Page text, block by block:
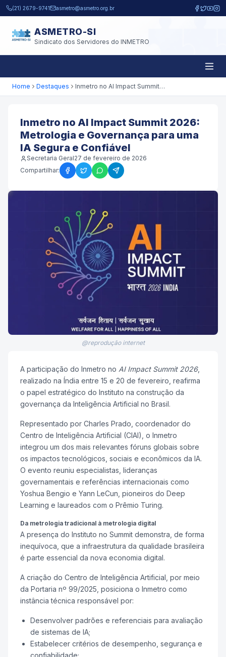
Pular para o conteúdo principal
(21) 2679-9741 asmetro@asmetro.org.br
ASMETRO-SI
Sindicato dos Servidores do INMETRO
Home Destaques Inmetro no AI Impact Summit 2026: Metrologia e Governança para uma IA Segura e Confiável
Inmetro no AI Impact Summit 2026:
Metrologia e Governança para uma
IA Segura e Confiável
Secretaria Geral27 de fevereiro de 2026
Compartilhar:
@reprodução internet
A participação do Inmetro no AI Impact Summit 2026,
realizado na Índia entre 15 e 20 de fevereiro, reafirma
o papel estratégico do Instituto na construção da
governança da Inteligência Artificial no Brasil.
Representado por Charles Prado, coordenador do
Centro de Inteligência Artificial (CIAI), o Inmetro
integrou um dos mais relevantes fóruns globais sobre
os impactos tecnológicos, sociais e econômicos da IA.
O evento reuniu especialistas, lideranças
governamentais e referências internacionais como
Yoshua Bengio e Yann LeCun , pioneiros do Deep
Learning e laureados com o Prêmio Turing.
Da metrologia tradicional à metrologia digital
A presença do Instituto no Summit demonstra, de forma
inequívoca, que a infraestrutura da qualidade brasileira
é parte essencial da nova economia digital.
A criação do Centro de Inteligência Artificial, por meio
da Portaria nº 99/2025, posiciona o Inmetro como
instância técnica responsável por:
Desenvolver padrões e referenciais para avaliação
de sistemas de IA;
Estabelecer critérios de desempenho, segurança e